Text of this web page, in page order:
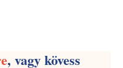
, vagy kövess